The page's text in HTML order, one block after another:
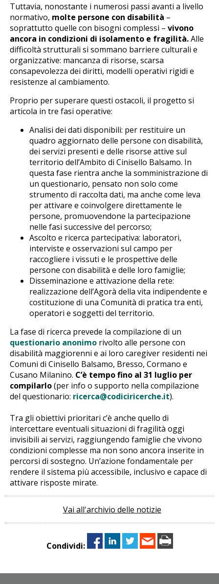
Tuttavia, nonostante i numerosi passi avanti a livello
normativo, molte persone con disabilità –
soprattutto quelle con bisogni complessi – vivono
ancora in condizioni di isolamento e fragilità.Alle
difficoltà strutturali si sommano barriere culturali e
organizzative: mancanza di risorse, scarsa
consapevolezza dei diritti, modelli operativi rigidi e
resistenze al cambiamento.
Proprio per superare questi ostacoli, il progetto si
articola in tre fasi operative:
Analisi dei dati disponibili: per restituire un
quadro aggiornato delle persone con disabilità,
dei servizi presenti e delle risorse attive sul
territorio dell’Ambito di Cinisello Balsamo. In
questa fase rientra anche la somministrazione di
un questionario, pensato non solo come
strumento di raccolta dati, ma anche come leva
per attivare e coinvolgere direttamente le
persone, promuovendone la partecipazione
nelle fasi successive del percorso;
Ascolto e ricerca partecipativa: laboratori,
interviste e osservazioni sul campo per
raccogliere i vissuti e le prospettive delle
persone con disabilità e delle loro famiglie;
Disseminazione e attivazione della rete:
realizzazione dell’Agorà della vita indipendente e
costituzione di una Comunità di pratica tra enti,
operatori e soggetti del territorio.
La fase di ricerca prevede la compilazione di un
questionario anonimo rivolto alle persone con
disabilità maggiorenni e ai loro caregiver residenti nei
Comuni di Cinisello Balsamo, Bresso, Cormano e
Cusano Milanino. C’è tempo fino al 31 luglio per
compilarlo(per info o supporto nella compilazione
del questionario: ricerca@codiciricerche.it).
Tra gli obiettivi prioritari c’è anche quello di
intercettare eventuali situazioni di fragilità oggi
invisibili ai servizi, raggiungendo famiglie che vivono
condizioni complesse ma non sono ancora inserite in
percorsi di sostegno. Un’azione fondamentale per
rendere il sistema più accessibile, inclusivo e capace di
attivare risposte mirate.
Vai all'archivio delle notizie
Condividi: